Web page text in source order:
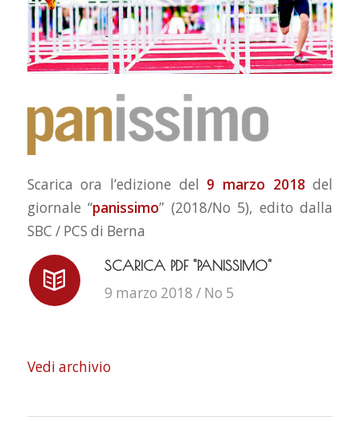
Scarica ora l’edizione del 9 marzo 2018 del
giornale “panissimo” (2018/No 5), edito dalla
SBC / PCS di Berna
SCARICA PDF "PANISSIMO"
9 marzo 2018 / No 5
Vedi archivio